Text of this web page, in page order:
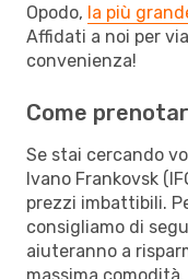
Opodo, la più
Affidati a noi per
convenienza!
Come
Se stai cercando
Ivano Frankovsk
prezzi imbattibili.
consigliamo di
aiuteranno a